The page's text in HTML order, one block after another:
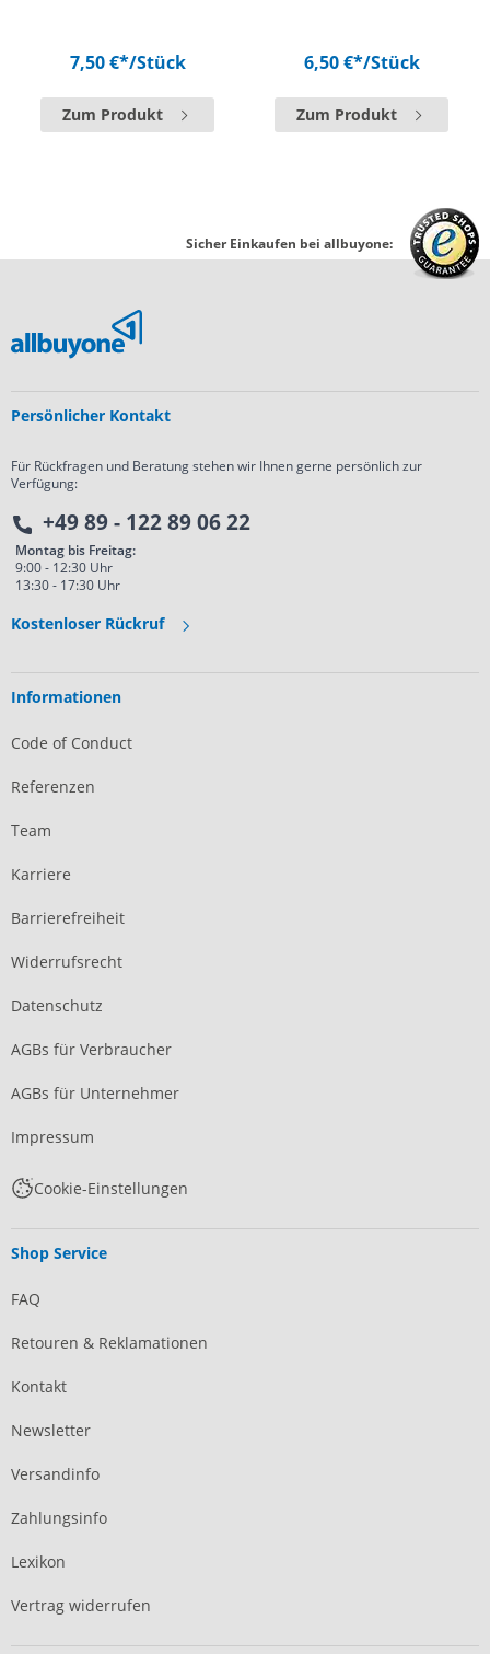
7,50 €*/Stück
Zum Produkt
6,50 €*/Stück
Zum Produkt
Sicher Einkaufen bei allbuyone:
Persönlicher Kontakt
Für Rückfragen und Beratung stehen wir Ihnen gerne persönlich zur
Verfügung:
+49 89 - 122 89 06 22
Montag bis Freitag:
9:00 - 12:30 Uhr
13:30 - 17:30 Uhr
Kostenloser Rückruf
Informationen
Code of Conduct
Referenzen
Team
Karriere
Barrierefreiheit
Widerrufsrecht
Datenschutz
AGBs für Verbraucher
AGBs für Unternehmer
Impressum
Cookie-Einstellungen
Shop Service
FAQ
Retouren & Reklamationen
Kontakt
Newsletter
Versandinfo
Zahlungsinfo
Lexikon
Vertrag widerrufen